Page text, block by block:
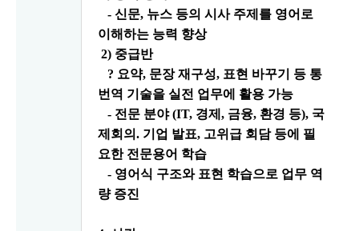
- 신문, 뉴스 등의 시사 주제를 영어로
이해하는 능력 향상
2) 중급반
? 요약, 문장 재구성, 표현 바꾸기 등 통
번역 기술을 실전 업무에 활용 가능
- 전문 분야(IT, 경제 , 금융, 환경 등), 국
제회의 . 기업 발표, 고위급 회담 등에 필
요한 전문용어 학습
- 영어식 구조와 표현 학습으로 업무 역
량 증진